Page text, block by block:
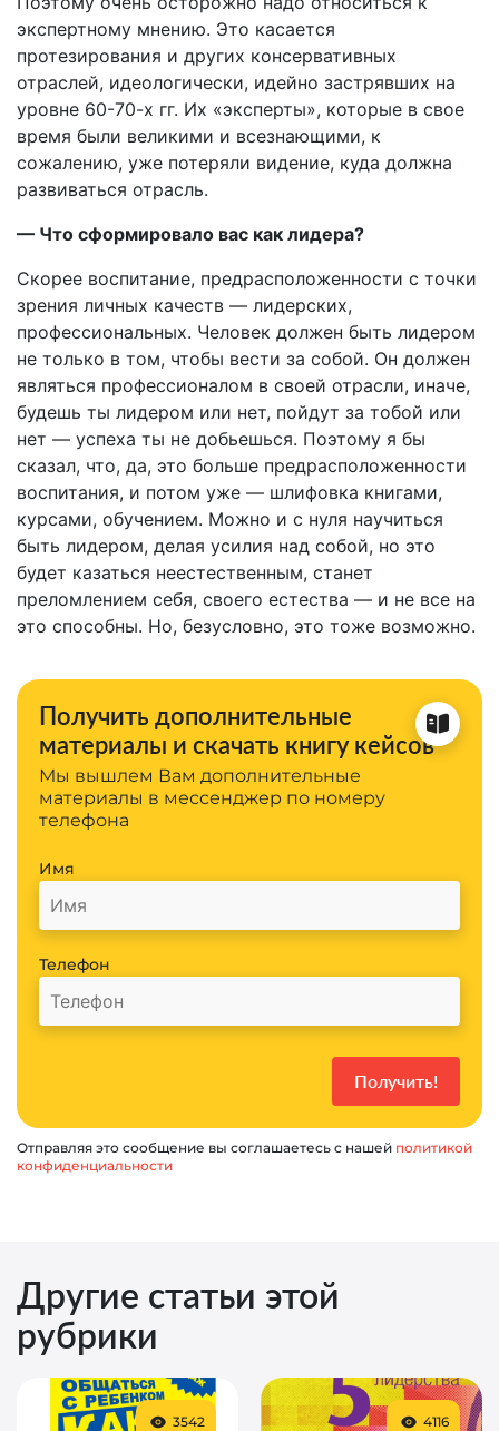
экспертному мнению. Это касается
протезирования и других консервативных
отраслей, идеологически, идейно застрявших на
уровне 60-70-х гг. Их «эксперты», которые в свое
время были великими и всезнающими, к
сожалению, уже потеряли видение, куда должна
развиваться отрасль.
— Что сформировало вас как лидера?
Скорее воспитание, предрасположенности с точки
зрения личных качеств — лидерских,
профессиональных. Человек должен быть лидером
не только в том, чтобы вести за собой. Он должен
являться профессионалом в своей отрасли, иначе,
будешь ты лидером или нет, пойдут за тобой или
нет — успеха ты не добьешься. Поэтому я бы
сказал, что, да, это больше предрасположенности
воспитания, и потом уже — шлифовка книгами,
курсами, обучением. Можно и с нуля научиться
быть лидером, делая усилия над собой, но это
будет казаться неестественным, станет
преломлением себя, своего естества — и не все на
это способны. Но, безусловно, это тоже возможно.
Получить дополнительные
материалы и скачать книгу кейсов
Мы вышлем Вам дополнительные
материалы в мессенджер по номеру
телефона
Имя
Телефон
Отправляя это сообщение вы соглашаетесь с нашей политикой
конфиденциальности
Другие статьи этой
рубрики
3542 4116